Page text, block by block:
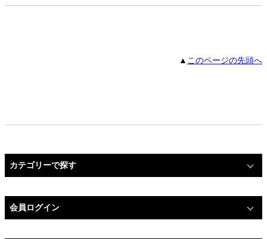
▲ このページの先頭へ
カテゴリーで探す
会員ログイン